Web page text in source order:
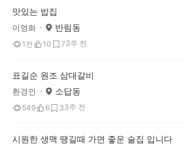
맛있는 밥집
이영화 반림동
1천 10 73주 전
표길순 원조 삼대갈비
환경인 소답동
549 6 33주 전
시원한 생맥 땡길때 가면 좋운 술집 입니다